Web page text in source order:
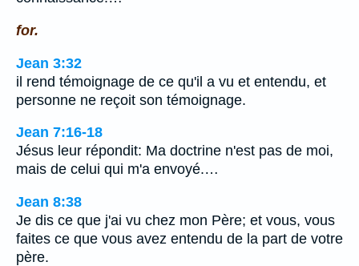
for.
Jean 3:32
il rend témoignage de ce qu'il a vu et entendu, et
personne ne reçoit son témoignage.
Jean 7:16-18
Jésus leur répondit: Ma doctrine n'est pas de moi,
mais de celui qui m'a envoyé.…
Jean 8:38
Je dis ce que j'ai vu chez mon Père; et vous, vous
faites ce que vous avez entendu de la part de votre
père.